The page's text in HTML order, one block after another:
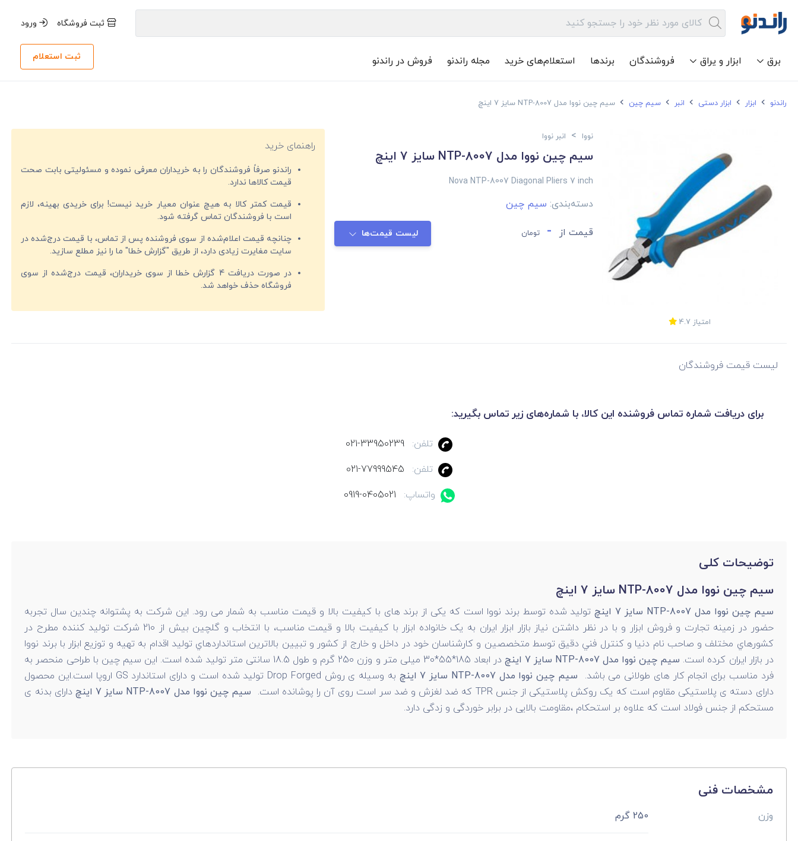
ثبت فروشگاه ورود
برق ابزار و یراق فروشندگان برندها استعلام‌های خرید مجله راندنو فروش در راندنو ثبت استعلام
راندنو ابزار ابزار دستی انبر سیم چین سیم چین نووا مدل NTP-8007 سایز 7 اینچ
امتیاز 4.7
نووا > انبر نووا
سیم چین نووا مدل NTP-8007 سایز 7 اینچ
Nova NTP-8007 Diagonal Pliers 7 inch
دسته‌بندی: سیم چین
قیمت از - تومان لیست قیمت‌ها
راهنمای خرید
راندنو صرفاً فروشندگان را به خریداران معرفی نموده و مسئولیتی بابت صحت
قیمت‌ کالاها ندارد.
قیمت کمتر کالا به هیچ عنوان معیار خرید نیست! برای خریدی بهینه، لازم
است با فروشندگان تماس گرفته شود.
چنانچه قیمت اعلام‌شده از سوی فروشنده پس از تماس، با قیمت درج‌شده در
سایت مغایرت زیادی دارد، از طریق "گزارش خطا" ما را نیز مطلع سازید.
در صورت دریافت 4 گزارش خطا از سوی خریداران، قیمت درج‌شده از سوی
فروشگاه حذف خواهد شد.
لیست قیمت فروشندگان
برای دریافت شماره تماس فروشنده این کالا، با شماره‌های زیر تماس بگیرید:
تلفن:
021-33950239
تلفن:
021-77999545
واتساپ:
0919-0405021
توضیحات کلی
سیم چین نووا مدل NTP-8007 سایز 7 اینچ
سیم چین نووا مدل NTP-8007 سایز 7 اینچ
تولید شده توسط برند نووا است که یکی از برند های با کیفیت بالا و قیمت مناسب به شمار می رود. این شرکت به پشتوانه چندين سال تجربه
حضور در زمينه تجارت و فروش ابزار و با در نظر داشتن نياز بازار ابزار ايران به يک خانواده ابزار با کيفيت بالا و قيمت مناسب، با انتخاب و گلچين بيش از 210 شرکت توليد کننده مطرح در
کشورهاي مختلف و صاحب نام دنيا و کنترل فني دقيق توسط متخصصين و کارشناسان خود در داخل و خارج از کشور و تبيين بالاترين استانداردهاي توليد اقدام به تهيه و توزيع ابزار با برند نووا
در بازار ايران کرده است. سیم چین نووا مدل NTP-8007 سایز 7 اینچ
در ابعاد 185*55*30 میلی متر و وزن 250 گرم و طول 18.5 سانتی متر تولید شده است. این سیم چین با طراحی منحصر به
فرد مناسب برای انجام کار های طولانی می باشد. سیم چین نووا مدل NTP-8007 سایز 7 اینچ
به وسیله ی روش Drop Forged تولید شده است و دارای استاندارد GS اروپا است.این محصول
دارای دسته ی پلاستیکی مقاوم است که یک روکش پلاستیکی از جنس TPR که ضد لغزش و ضد سر است روی آن را پوشانده است.
سیم چین نووا مدل NTP-8007 سایز 7 اینچ
دارای بدنه ی
مستحکم از جنس فولاد است که علاوه بر استحکام ،مقاومت بالایی در برابر خوردگی و زدگی دارد.
مشخصات فنی
وزن 250 گرم